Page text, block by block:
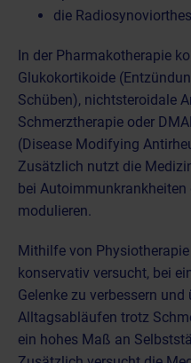
die
In der Pharmakotherapie
Glukokortikoide
Schüben), nichtsteroidale
Schmerztherapie oder
(Disease Modifying
Zusätzlich nutzt die
bei
modulieren.
Mithilfe von
konservativ versucht, bei
Gelenke zu verbessern
Alltagsabläufen trotz
ein hohes Maß an